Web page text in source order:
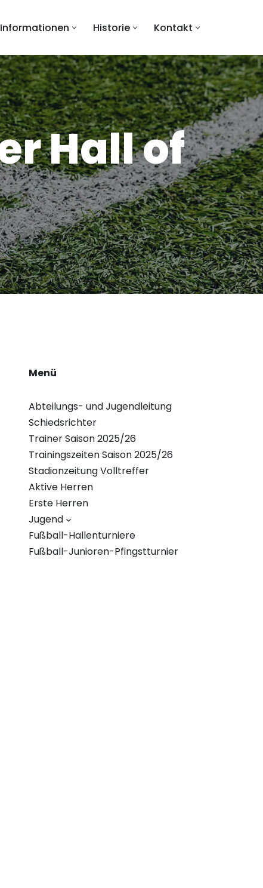
Informationen Historie Kontakt
Hall of
Menü
Abteilungs- und Jugendleitung
Schiedsrichter
Trainer Saison 2025/26
Trainingszeiten Saison 2025/26
Stadionzeitung Volltreffer
Aktive Herren
Erste Herren
Jugend
Fußball-Hallenturniere
Fußball-Junioren-Pfingstturnier